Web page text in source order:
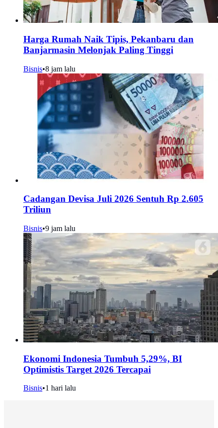
Harga Rumah Naik Tipis, Pekanbaru dan
Banjarmasin Melonjak Paling Tinggi
Bisnis•8 jam lalu
Cadangan Devisa Juli 2026 Sentuh Rp 2.605
Triliun
Bisnis•9 jam lalu
Ekonomi Indonesia Tumbuh 5,29%, BI
Optimistis Target 2026 Tercapai
Bisnis•1 hari lalu